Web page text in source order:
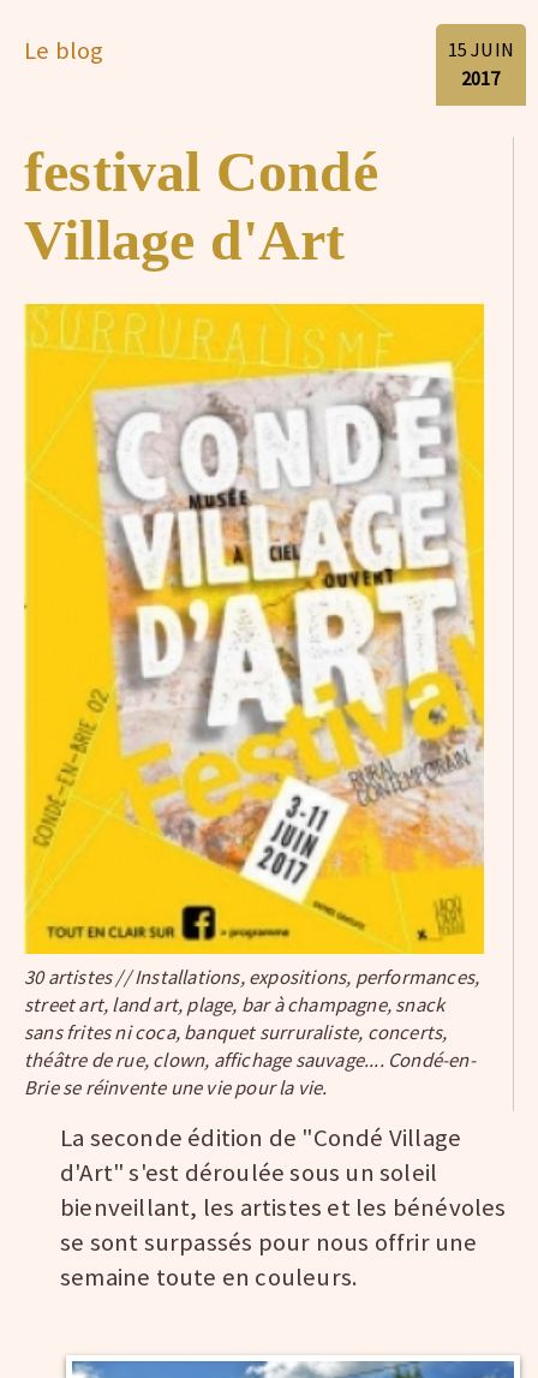
Le blog 15JUIN
2017
festival Condé
Village d'Art
30 artistes // Installations, expositions, performances,
street art, land art, plage, bar à champagne, snack
sans frites ni coca, banquet surruraliste, concerts,
théâtre de rue, clown, affichage sauvage.... Condé-en-
Brie se réinvente une vie pour la vie.
La seconde édition de "Condé Village
d'Art" s'est déroulée sous un soleil
bienveillant, les artistes et les bénévoles
se sont surpassés pour nous offrir une
semaine toute en couleurs.